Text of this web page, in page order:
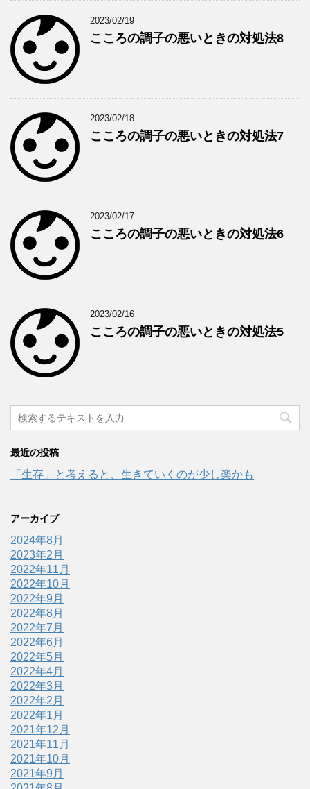
2023/02/19
こころの調子の悪いときの対処法8
2023/02/18
こころの調子の悪いときの対処法7
2023/02/17
こころの調子の悪いときの対処法6
2023/02/16
こころの調子の悪いときの対処法5
最近の投稿
「生存」と考えると、生きていくのが少し楽かも
アーカイブ
2024年8月
2023年2月
2022年11月
2022年10月
2022年9月
2022年8月
2022年7月
2022年6月
2022年5月
2022年4月
2022年3月
2022年2月
2022年1月
2021年12月
2021年11月
2021年10月
2021年9月